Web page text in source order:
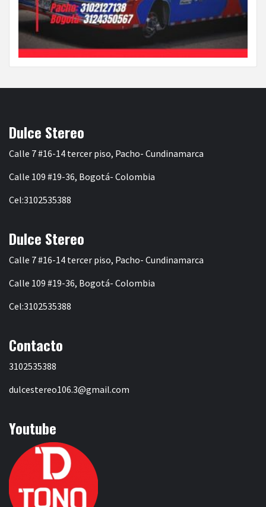
Dulce Stereo
Calle 7 #16-14 tercer piso, Pacho- Cundinamarca
Calle 109 #19-36, Bogotá- Colombia
Cel:3102535388
Dulce Stereo
Calle 7 #16-14 tercer piso, Pacho- Cundinamarca
Calle 109 #19-36, Bogotá- Colombia
Cel:3102535388
Contacto
3102535388
dulcestereo106.3@gmail.com
Youtube